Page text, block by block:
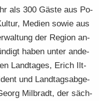
als 300 Gäste aus Po­
Me­di­en sowie aus
der Re­gi­on an­
haben unter an­de­
Land­ta­ges, Erich Ilt­
und Land­tags­ab­ge­
Mil­bradt, der säch­